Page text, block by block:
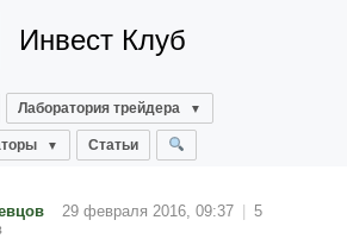
Инвест Клуб
Лаборатория трейдера
Статьи
29 февраля 2016, 09:37
5